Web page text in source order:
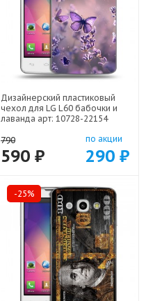
Дизайнерский пластиковый
чехол для LG L60 бабочки и
лаванда арт: 10728-22154
790
590 ₽
по акции
290 ₽
-25%